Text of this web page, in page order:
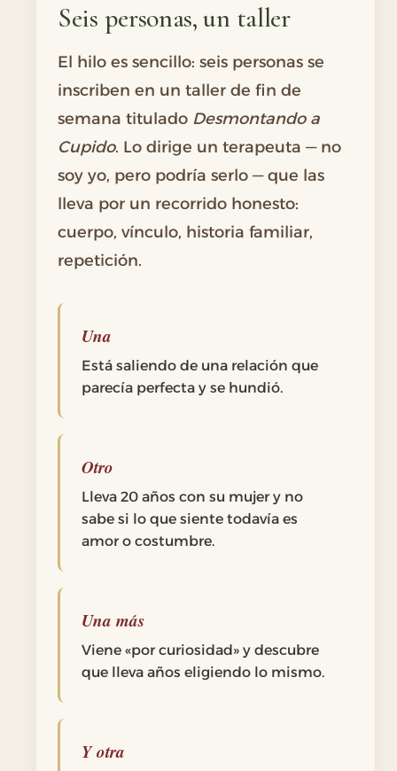
Seis personas, un taller
El hilo es sencillo: seis personas se
inscriben en un taller de fin de
semana titulado Desmontando a
Cupido. Lo dirige un terapeuta — no
soy yo, pero podría serlo — que las
lleva por un recorrido honesto:
cuerpo, vínculo, historia familiar,
repetición.
Una
Está saliendo de una relación que
parecía perfecta y se hundió.
Otro
Lleva 20 años con su mujer y no
sabe si lo que siente todavía es
amor o costumbre.
Una más
Viene «por curiosidad» y descubre
que lleva años eligiendo lo mismo.
Y otra